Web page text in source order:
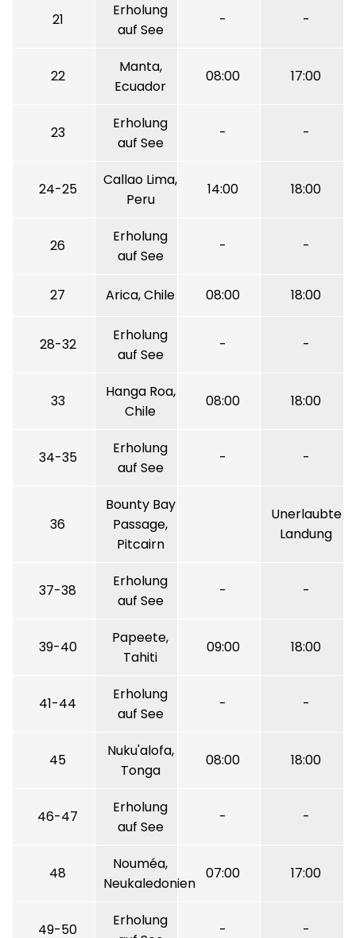
21
Erholung
auf See
- -
22
Manta,
Ecuador
08:00 17:00
23
Erholung
auf See
- -
24-25
Callao Lima,
Peru
14:00 18:00
26
Erholung
auf See
- -
27 Arica, Chile 08:00 18:00
28-32
Erholung
auf See
- -
33
Hanga Roa,
Chile
08:00 18:00
34-35
Erholung
auf See
- -
36
Bounty Bay
Passage,
Pitcairn
Unerlaubte
Landung
37-38
Erholung
auf See
- -
39-40
Papeete,
Tahiti
09:00 18:00
41-44
Erholung
auf See
- -
45
Nuku'alofa,
Tonga
08:00 18:00
46-47
Erholung
auf See
- -
48
Nouméa,
Neukaledonien
07:00 17:00
49-50
Erholung
- -